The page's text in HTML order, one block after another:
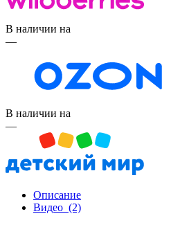
В наличии на
—
В наличии на
—
Описание
Видео (2)